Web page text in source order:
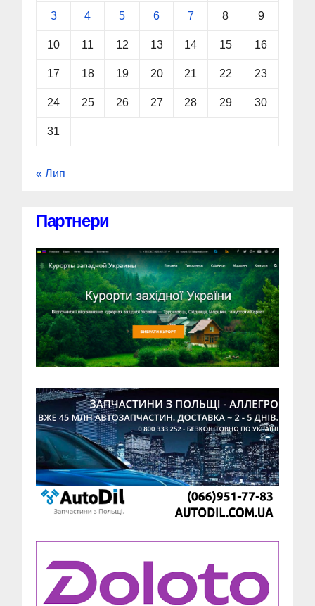
3 4 5 6 7 8 9
10 11 12 13 14 15 16
17 18 19 20 21 22 23
24 25 26 27 28 29 30
31
« Лип
Партнери